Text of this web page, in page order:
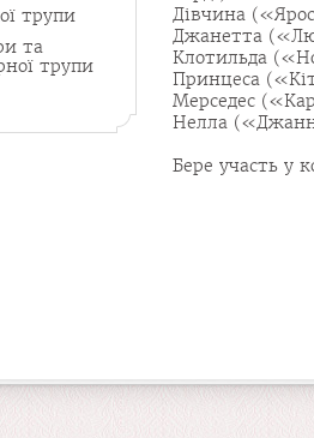
трупи
та
трупи
Дівчина
Джанетта
Клотильда
Принцеса
Мерседес
Нелла
Бере участь у